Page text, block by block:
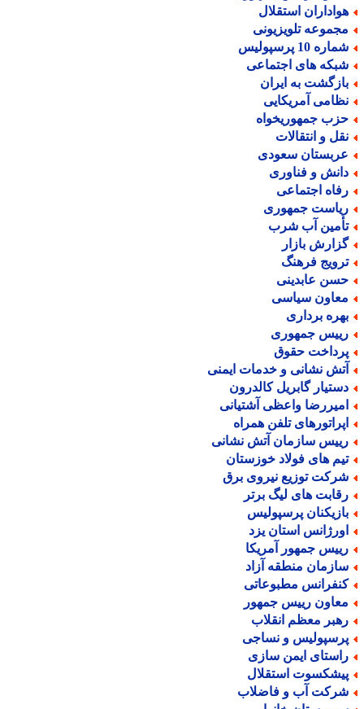
استقلال
تلویزیونی
10 پرسپولیس
های اجتماعی
به ایران
آمریکایی
جمهوریخواه
و انتقالات
سعودی
و فناوری
اجتماعی
جمهوری
آب شرب
بازار
فرهنگ
عابدینی
سیاسی
برداری
جمهوری
حقوق
نشانی و خدمات ایمنی
گابریل کالدرون
واعظی آشتیانی
تلفن همراه
سازمان آتش نشانی
های فولاد خوزستان
توزیع نیروی برق
های لیگ برتر
پرسپولیس
استان یزد
جمهور آمریکا
منطقه آزاد
مطبوعاتی
رییس جمهور
معظم انقلاب
و نساجی
ایمن سازی
استقلال
آب و فاضلاب